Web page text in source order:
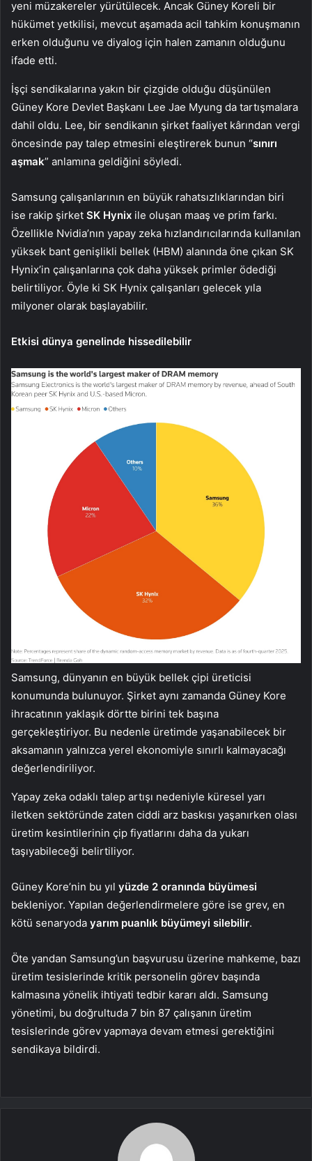
yeni müzakereler yürütülecek. Ancak Güney Koreli bir
hükümet yetkilisi, mevcut aşamada acil tahkim konuşmanın
erken olduğunu ve diyalog için halen zamanın olduğunu
ifade etti.
İşçi sendikalarına yakın bir çizgide olduğu düşünülen
Güney Kore Devlet Başkanı Lee Jae Myung da tartışmalara
dahil oldu. Lee, bir sendikanın şirket faaliyet kârından vergi
öncesinde pay talep etmesini eleştirerek bunun “sınırı
aşmak” anlamına geldiğini söyledi.
Samsung çalışanlarının en büyük rahatsızlıklarından biri
ise rakip şirket SK Hynix ile oluşan maaş ve prim farkı.
Özellikle Nvidia’nın yapay zeka hızlandırıcılarında kullanılan
yüksek bant genişlikli bellek (HBM) alanında öne çıkan SK
Hynix’in çalışanlarına çok daha yüksek primler ödediği
belirtiliyor. Öyle ki SK Hynix çalışanları gelecek yıla
milyoner olarak başlayabilir.
Etkisi dünya genelinde hissedilebilir
Samsung, dünyanın en büyük bellek çipi üreticisi
konumunda bulunuyor. Şirket aynı zamanda Güney Kore
ihracatının yaklaşık dörtte birini tek başına
gerçekleştiriyor. Bu nedenle üretimde yaşanabilecek bir
aksamanın yalnızca yerel ekonomiyle sınırlı kalmayacağı
değerlendiriliyor.
Yapay zeka odaklı talep artışı nedeniyle küresel yarı
iletken sektöründe zaten ciddi arz baskısı yaşanırken olası
üretim kesintilerinin çip fiyatlarını daha da yukarı
taşıyabileceği belirtiliyor.
Güney Kore’nin bu yıl yüzde 2 oranında büyümesi
bekleniyor. Yapılan değerlendirmelere göre ise grev, en
kötü senaryoda yarım puanlık büyümeyi silebilir.
Öte yandan Samsung’un başvurusu üzerine mahkeme, bazı
üretim tesislerinde kritik personelin görev başında
kalmasına yönelik ihtiyati tedbir kararı aldı. Samsung
yönetimi, bu doğrultuda 7 bin 87 çalışanın üretim
tesislerinde görev yapmaya devam etmesi gerektiğini
sendikaya bildirdi.